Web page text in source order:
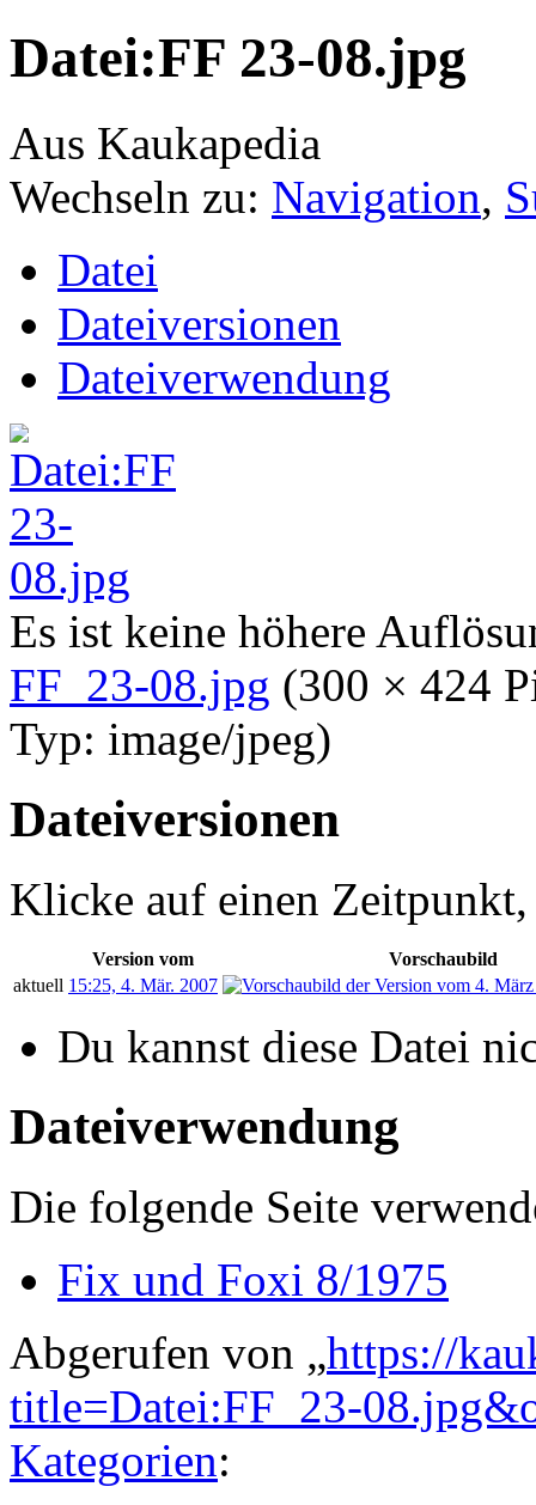
Datei:FF 23-08.jpg
Aus Kaukapedia
Wechseln zu: Navigation,
Datei
Dateiversionen
Dateiverwendung
Es ist keine höhere
FF_23-08.jpg (300 × 424
Typ: image/jpeg)
Dateiversionen
Klicke auf einen Zeitpunkt,
Version vom
Vorschaubild
aktuell 15:25, 4. Mär. 2007
Du kannst diese Datei
Dateiverwendung
Die folgende Seite
Fix und Foxi 8/1975
Abgerufen von „https://
title=Datei:FF_23-
Kategorien: